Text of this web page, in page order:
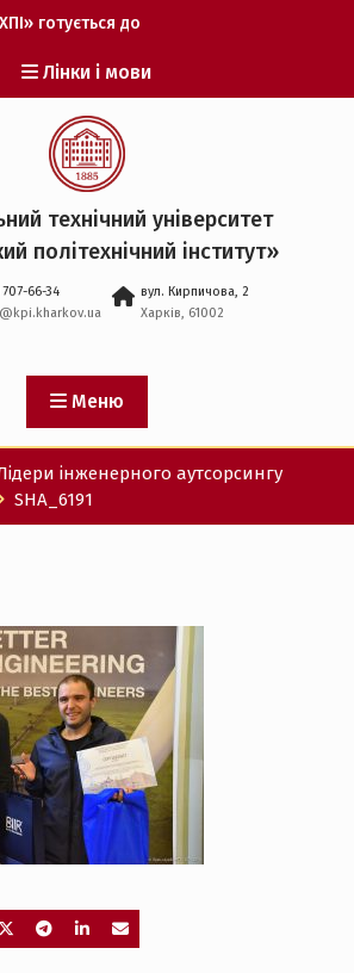
готується до
таланти ХПІ
на
«Червона
2027»
угоду про
з ДержНДІ
кібербезпеки
Сил України
ХПІ обговорили
українсько-
Лінки і мови
технічний університет
політехнічний iнститут»
707-66-34
вул. Кирпичова, 2
Харків, 61002
Меню
інженерного аутсорсингу
SHA_6191